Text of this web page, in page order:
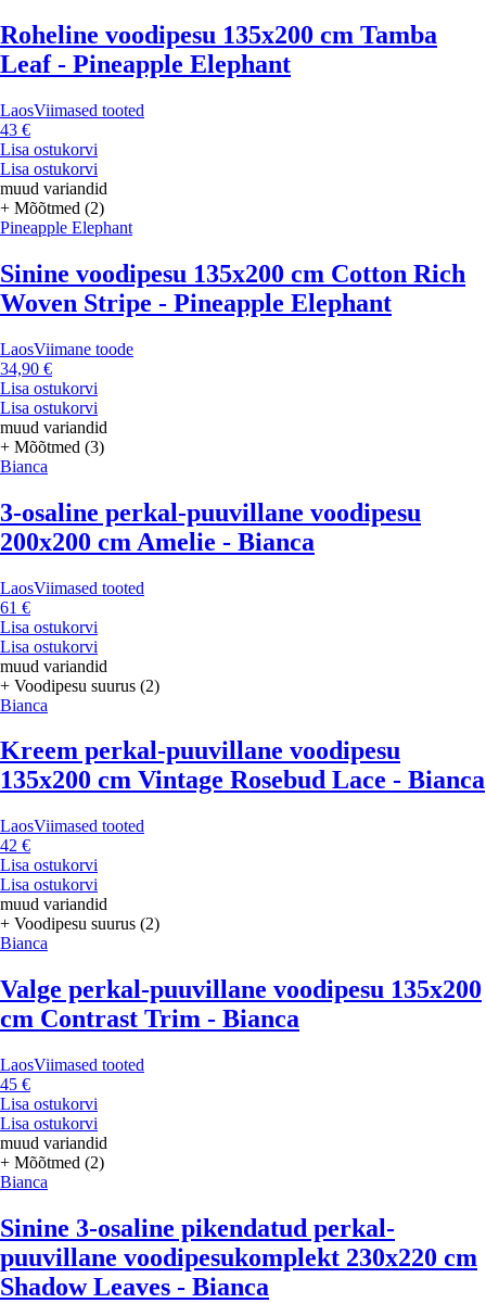
Roheline voodipesu 135x200 cm Tamba
Leaf - Pineapple Elephant
LaosViimased tooted
43 €
Lisa ostukorvi
Lisa ostukorvi
muud variandid
+ Mõõtmed (2)
Pineapple Elephant
Sinine voodipesu 135x200 cm Cotton Rich
Woven Stripe - Pineapple Elephant
LaosViimane toode
34,90 €
Lisa ostukorvi
Lisa ostukorvi
muud variandid
+ Mõõtmed (3)
Bianca
3-osaline perkal-puuvillane voodipesu
200x200 cm Amelie - Bianca
LaosViimased tooted
61 €
Lisa ostukorvi
Lisa ostukorvi
muud variandid
+ Voodipesu suurus (2)
Bianca
Kreem perkal-puuvillane voodipesu
135x200 cm Vintage Rosebud Lace - Bianca
LaosViimased tooted
42 €
Lisa ostukorvi
Lisa ostukorvi
muud variandid
+ Voodipesu suurus (2)
Bianca
Valge perkal-puuvillane voodipesu 135x200
cm Contrast Trim - Bianca
LaosViimased tooted
45 €
Lisa ostukorvi
Lisa ostukorvi
muud variandid
+ Mõõtmed (2)
Bianca
Sinine 3-osaline pikendatud perkal-
puuvillane voodipesukomplekt 230x220 cm
Shadow Leaves - Bianca